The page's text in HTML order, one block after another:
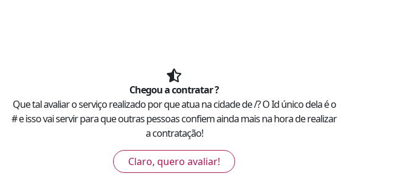
Chegou a contratar?
Que tal avaliar o serviço realizado porque atua na cidade de/? O Id único dela é o
#e isso vai servir para que outras pessoas confiem ainda mais na hora de realizar
a contratação!
Claro, quero avaliar!